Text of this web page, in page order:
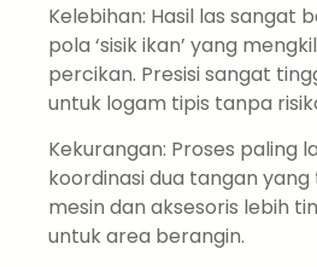
Kelebihan: Hasil las sangat
pola ‘sisik ikan’ yang
percikan. Presisi sangat
untuk logam tipis tanpa
Kekurangan: Proses paling
koordinasi dua tangan
mesin dan aksesoris lebih
untuk area berangin.